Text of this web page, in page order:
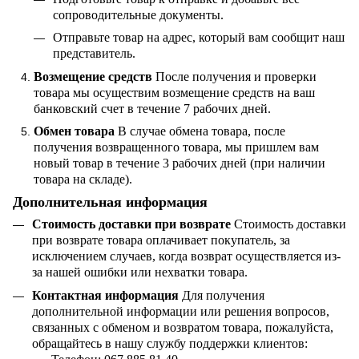
сопроводительные документы.
Отправьте товар на адрес, который вам сообщит наш
представитель.
Возмещение средств После получения и проверки
товара мы осуществим возмещение средств на ваш
банковский счет в течение 7 рабочих дней.
Обмен товара В случае обмена товара, после
получения возвращенного товара, мы пришлем вам
новый товар в течение 3 рабочих дней (при наличии
товара на складе).
Дополнительная информация
Стоимость доставки при возврате Стоимость доставки
при возврате товара оплачивает покупатель, за
исключением случаев, когда возврат осуществляется из-
за нашей ошибки или нехватки товара.
Контактная информация Для получения
дополнительной информации или решения вопросов,
связанных с обменом и возвратом товара, пожалуйста,
обращайтесь в нашу службу поддержки клиентов: